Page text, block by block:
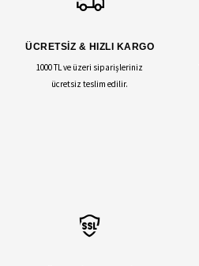
ÜCRETSİZ & HIZLI KARGO
1000 TL ve üzeri siparişleriniz
ücretsiz teslim edilir.